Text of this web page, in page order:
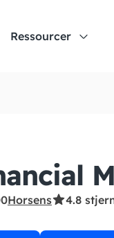
Ressourcer
Horsens 4.8